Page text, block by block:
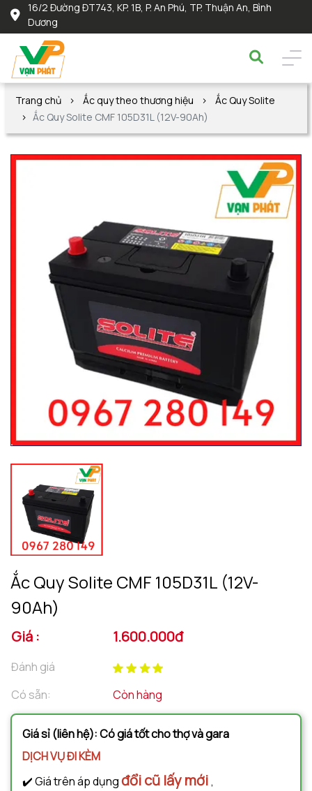
16/2 Đường ĐT743, KP. 1B, P. An Phú, TP. Thuận An, Bình
Dương
Trang chủ Ắc quy theo thương hiệu
Ắc Quy Solite
Ắc Quy Solite CMF 105D31L (12V-90Ah)
Ắc Quy Solite CMF 105D31L (12V-
90Ah)
Giá : 1.600.000đ
Đánh giá
Có sẵn:
Còn hàng
Giá sỉ (liên hệ): Có giá tốt cho thợ và gara
DỊCH VỤ ĐI KÈM
✔️ Giá trên áp dụngđổi cũ lấy mới,